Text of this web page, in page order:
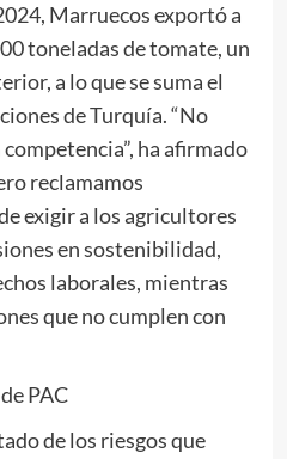
Marruecos exportó a
toneladas de tomate, un
a lo que se suma el
de Turquía. “No
ha afirmado
reclamamos
exigir a los agricultores
en sostenibilidad,
laborales, mientras
que no cumplen con
PAC
de los riesgos que